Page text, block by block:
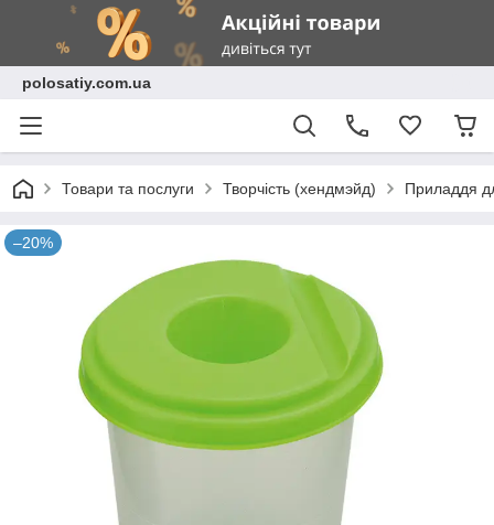
polosatiy.com.ua
Товари та послуги Творчість (хендмэйд) Приладдя
–20%